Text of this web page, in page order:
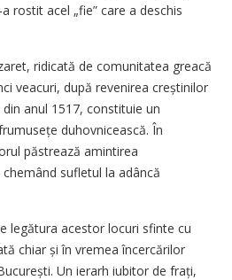
rostit acel „fie” care a deschis
ridicată de comunitatea greacă
veacuri, după revenirea creștinilor
anul 1517, constituie un
duhovnicească. În
păstrează amintirea
sufletul la adâncă
legătura acestor locuri sfinte cu
chiar și în vremea încercărilor
Un ierarh iubitor de frați,